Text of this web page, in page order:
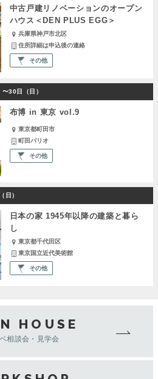
中古戸建リノベーションのオープン
ハウス＜DEN PLUS EGG＞
兵庫県神戸市北区
住所詳細は申込後の連絡
その他
30日（日）
布博 in 東京 vol.9
東京都町田市
町田パリオ
その他
日）
日本の家 1945年以降の建築と暮ら
し
東京都千代田区
東京国立近代美術館
その他
HOUSE
相談会・見学会